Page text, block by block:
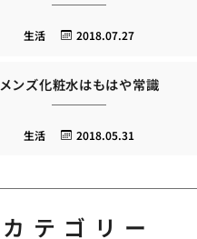
2018.07.27
生活
メンズ化粧水はもはや常識
2018.05.31
生活
カテゴリー